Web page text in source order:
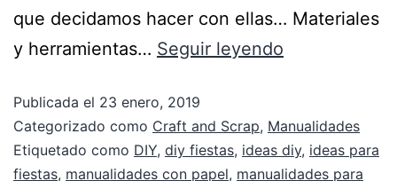
que decidamos hacer con ellas… Materiales
y herramientas… Seguir leyendo
Publicada el 23 enero, 2019
Categorizado como Craft and Scrap, Manualidades
Etiquetado como DIY, diy fiestas, ideas diy, ideas para
fiestas, manualidades con papel, manualidades para